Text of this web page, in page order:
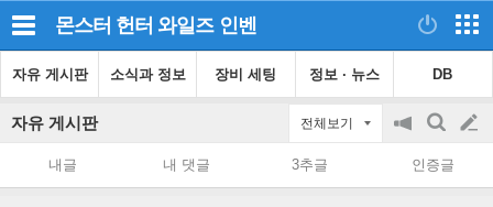
몬스터 헌터 와일즈 인벤
자유 게시판 소식과 정보 장비 세팅 정보 · 뉴스 DB
자유 게시판 전체보기
공
on/off
검
색
글
쓰
내글 내 댓글 3추글 인증글